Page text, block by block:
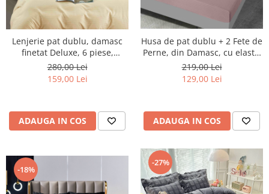
Lenjerie pat dublu, damasc
finetat Deluxe, 6 piese,
cearceaf pat cu elastic, Crem
280,00 Lei
159,00 Lei
ADAUGA IN COS
Husa de pat dublu + 2 Fete de
Perne, din Damasc, cu elastic
- Roz Inchis
219,00 Lei
129,00 Lei
ADAUGA IN COS
-18%
-27%